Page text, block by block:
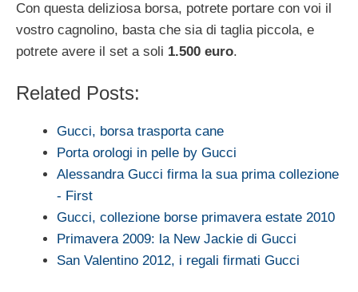
Con questa deliziosa borsa, potrete portare con voi il
vostro cagnolino, basta che sia di taglia piccola, e
potrete avere il set a soli 1.500 euro.
Related Posts:
Gucci, borsa trasporta cane
Porta orologi in pelle by Gucci
Alessandra Gucci firma la sua prima collezione
- First
Gucci, collezione borse primavera estate 2010
Primavera 2009: la New Jackie di Gucci
San Valentino 2012, i regali firmati Gucci